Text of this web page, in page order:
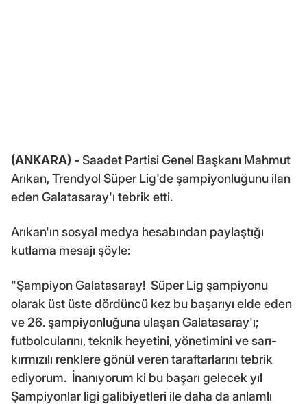
(ANKARA) - Saadet Partisi Genel Başkanı Mahmut
Arıkan, Trendyol Süper Lig'de şampiyonluğunu ilan
eden Galatasaray'ı tebrik etti.
Arıkan'ın sosyal medya hesabından paylaştığı
kutlama mesajı şöyle:
"Şampiyon Galatasaray! Süper Lig şampiyonu
olarak üst üste dördüncü kez bu başarıyı elde eden
ve 26. şampiyonluğuna ulaşan Galatasaray'ı;
futbolcularını, teknik heyetini, yönetimini ve sarı-
kırmızılı renklere gönül veren taraftarlarını tebrik
ediyorum. İnanıyorum ki bu başarı gelecek yıl
Şampiyonlar ligi galibiyetleri ile daha da anlamlı